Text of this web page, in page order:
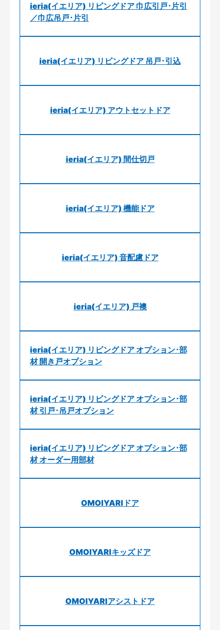
ieria(イエリア) リビングドア 巾広引戸･片引
／巾広吊戸･片引
ieria(イエリア) リビングドア 吊戸･引込
ieria(イエリア) アウトセットドア
ieria(イエリア) 間仕切戸
ieria(イエリア) 機能ドア
ieria(イエリア) 音配慮ドア
ieria(イエリア) 戸襖
ieria(イエリア) リビングドア オプション･部
材 開き戸オプション
ieria(イエリア) リビングドア オプション･部
材 引戸･吊戸オプション
ieria(イエリア) リビングドア オプション･部
材 オーダー用部材
OMOIYARIドア
OMOIYARIキッズドア
OMOIYARIアシストドア